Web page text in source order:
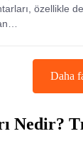
özellikle
Daha
Nedir?